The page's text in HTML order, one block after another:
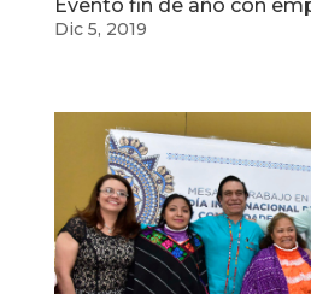
Evento fin de año con
Dic 5, 2019